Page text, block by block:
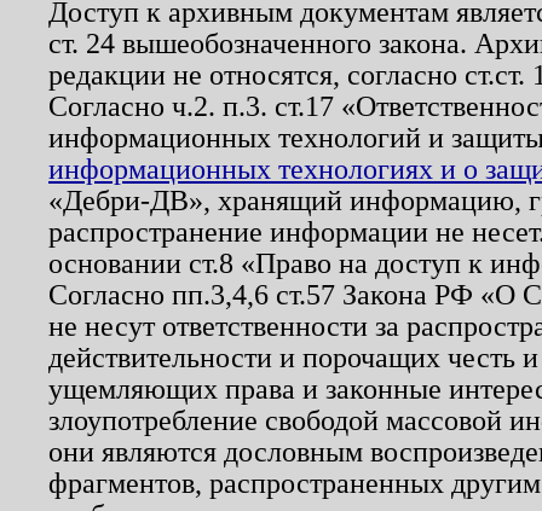
Доступ к архивным документам
ст. 24 вышеобозначенного закона.
редакции не относятся, согласно
Согласно ч.2. п.3. ст.17
информационных технологий и
информационных технологиях и о
«Дебри-ДВ», хранящий информацию,
распространение информации не
основании ст.8 «Право на доступ к
Согласно пп.3,4,6 ст.57 Закона РФ «О
не несут ответственности за
действительности и порочащих честь
ущемляющих права и законные
злоупотребление свободой массовой
они являются дословным
фрагментов, распространенных